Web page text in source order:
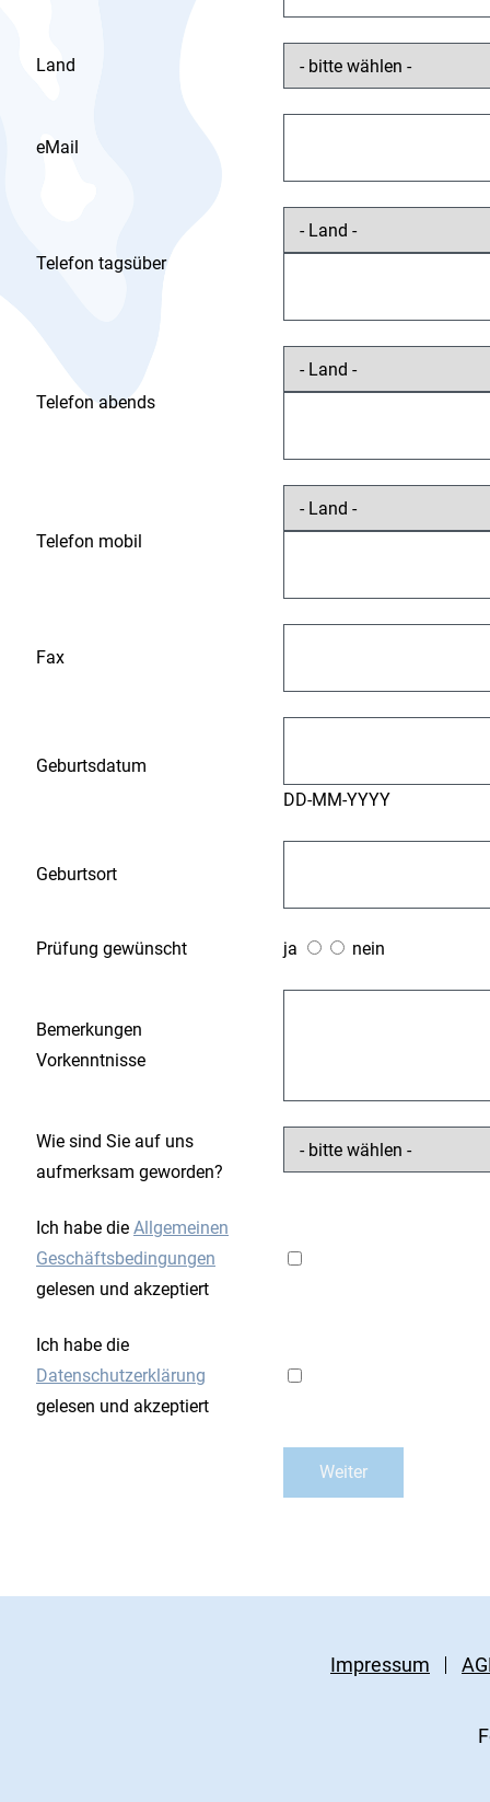
Land
eMail
Telefon tagsüber
Telefon abends
Telefon mobil
Fax
Geburtsdatum
DD-MM-YYYY
Geburtsort
Prüfung gewünscht ja nein
Bemerkungen
Vorkenntnisse
Wie sind Sie auf uns
aufmerksam geworden?
Ich habe die Allgemeinen
Geschäftsbedingungen
gelesen und akzeptiert
Ich habe die
Datenschutzerklärung
gelesen und akzeptiert
Impressum